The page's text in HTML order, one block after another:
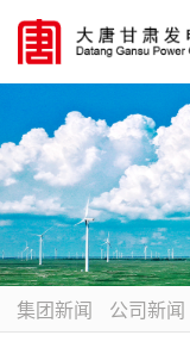
集团新闻 公司新闻